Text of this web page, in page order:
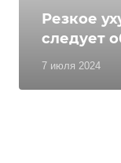
7 июля 2024
Резкое
следует